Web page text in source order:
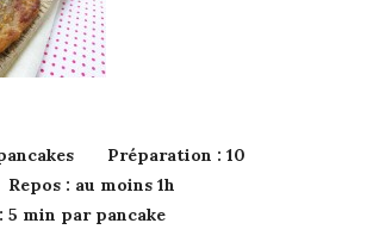
pancakes Préparation : 10
: au moins 1h
5 min par pancake